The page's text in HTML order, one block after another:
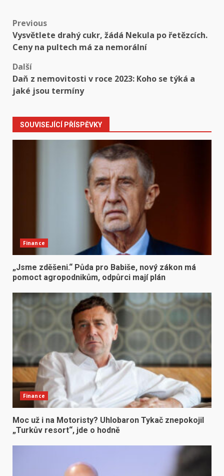
Post
navigation
Previous
Vysvětlete drahý cukr, žádá Nekula po řetězcích.
Ceny na pultech má za nemorální
Další
Daň z nemovitosti v roce 2023: Koho se týká a
jaké jsou termíny
SOUVISEJÍCÍ PŘÍSPĚVKY
Finance
„Jsme zděšeni.“ Půda pro Babiše, nový zákon má
pomoct agropodnikům, odpůrci mají plán
Finance
Moc už i na Motoristy? Uhlobaron Tykač znepokojil
„Turkův resort“, jde o hodně